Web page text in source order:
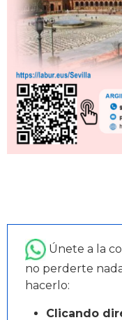
Únete a la
no perderte
hacerlo:
Clicando